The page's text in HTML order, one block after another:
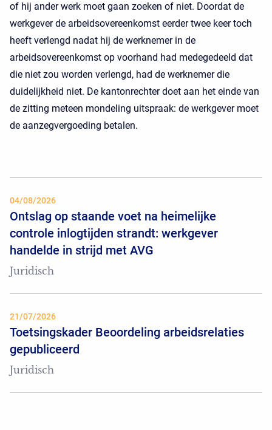
of hij ander werk moet gaan zoeken of niet. Doordat de
werkgever de arbeidsovereenkomst eerder twee keer toch
heeft verlengd nadat hij de werknemer in de
arbeidsovereenkomst op voorhand had medegedeeld dat
die niet zou worden verlengd, had de werknemer die
duidelijkheid niet. De kantonrechter doet aan het einde van
de zitting meteen mondeling uitspraak: de werkgever moet
de aanzegvergoeding betalen.
04/08/2026
Ontslag op staande voet na heimelijke
controle inlogtijden strandt: werkgever
handelde in strijd met AVG
Juridisch
21/07/2026
Toetsingskader Beoordeling arbeidsrelaties
gepubliceerd
Juridisch